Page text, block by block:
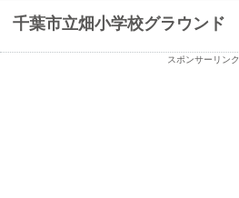
千葉市立畑小学校グラウンド
スポンサーリンク